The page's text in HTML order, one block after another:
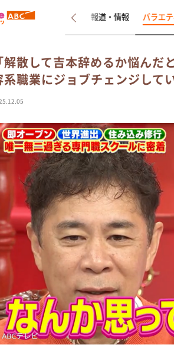
新着 インタビュー 報道・情報 バラエ
解散して吉本辞めるか悩ん
系職業にジョブチェンジして